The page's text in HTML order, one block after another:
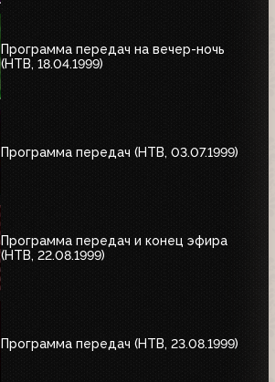
Программа передач на вечер-ночь
(НТВ, 18.04.1999)
Программа передач (НТВ, 03.07.1999)
Программа передач и конец эфира
(НТВ, 22.08.1999)
Программа передач (НТВ, 23.08.1999)